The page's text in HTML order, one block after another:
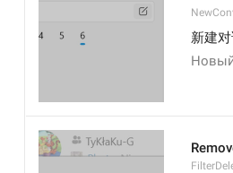
新建